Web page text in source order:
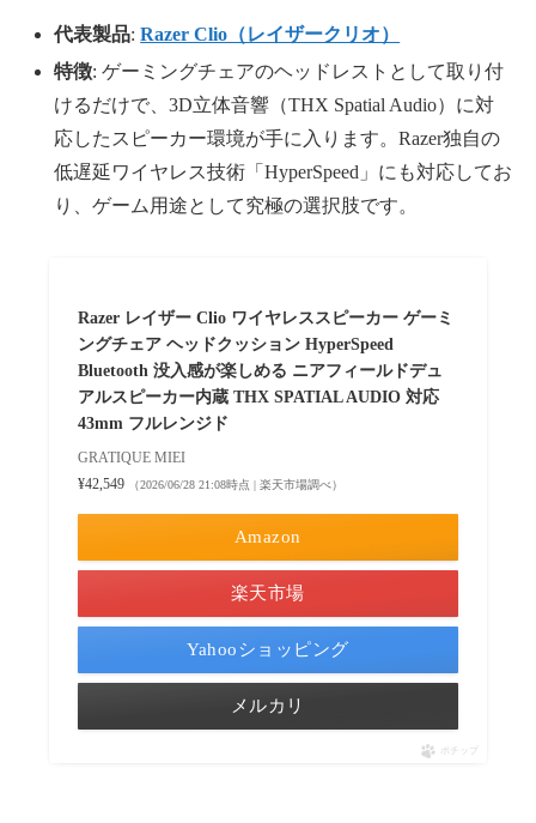
代表製品:Razer Clio（レイザークリオ）
特徴: ゲーミングチェアのヘッドレストとして取り付
けるだけで、3D立体音響（THX Spatial Audio）に対
応したスピーカー環境が手に入ります。Razer独自の
低遅延ワイヤレス技術「HyperSpeed」にも対応してお
り、ゲーム用途として究極の選択肢です。
Razer レイザー Clio ワイヤレススピーカー ゲーミ
ングチェア ヘッドクッション HyperSpeed
Bluetooth 没入感が楽しめる ニアフィールドデュ
アルスピーカー内蔵 THX SPATIAL AUDIO 対応
43mm フルレンジド
GRATIQUE MIEI
¥42,549
（2026/06/28 21:08時点 | 楽天市場調べ）
Amazon
楽天市場
Yahooショッピング
メルカリ
ポチップ